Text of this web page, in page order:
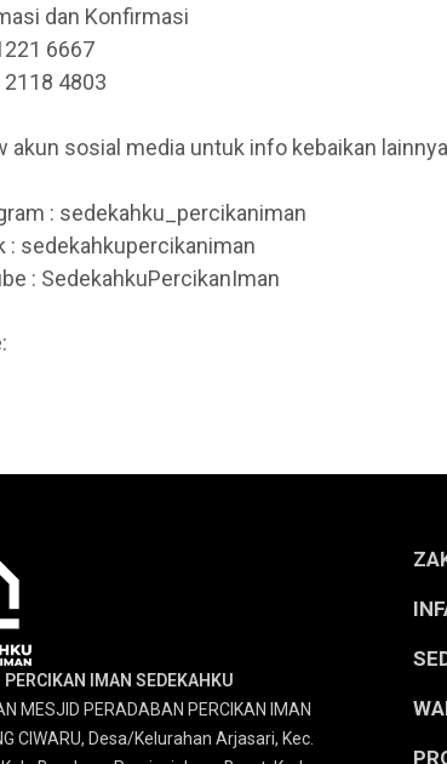
dan Konfirmasi
6667
2118 4803
akun sosial media untuk info kebaikan lainnya
: sedekahku_percikaniman
: sedekahkupercikaniman
: SedekahkuPercikanIman
IMAN SEDEKAHKU
MESJID PERADABAN PERCIKAN IMAN
CIWARU, Desa/Kelurahan Arjasari, Kec.